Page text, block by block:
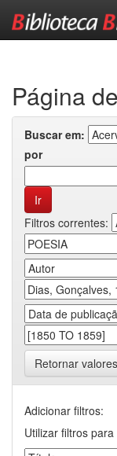
Página
Buscar em:
por
Filtros correntes:
Retornar valores
Adicionar filtros:
Utilizar filtros